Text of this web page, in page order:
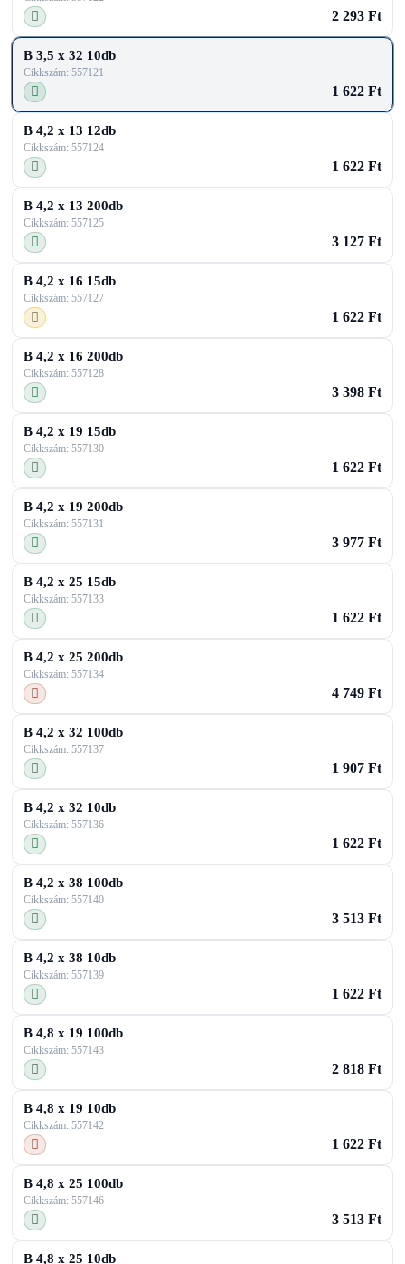
2 293 Ft
B 3,5 x 32 10db
Cikkszám: 557121
1 622 Ft
B 4,2 x 13 12db
Cikkszám: 557124
1 622 Ft
B 4,2 x 13 200db
Cikkszám: 557125
3 127 Ft
B 4,2 x 16 15db
Cikkszám: 557127
1 622 Ft
B 4,2 x 16 200db
Cikkszám: 557128
3 398 Ft
B 4,2 x 19 15db
Cikkszám: 557130
1 622 Ft
B 4,2 x 19 200db
Cikkszám: 557131
3 977 Ft
B 4,2 x 25 15db
Cikkszám: 557133
1 622 Ft
B 4,2 x 25 200db
Cikkszám: 557134
4 749 Ft
B 4,2 x 32 100db
Cikkszám: 557137
1 907 Ft
B 4,2 x 32 10db
Cikkszám: 557136
1 622 Ft
B 4,2 x 38 100db
Cikkszám: 557140
3 513 Ft
B 4,2 x 38 10db
Cikkszám: 557139
1 622 Ft
B 4,8 x 19 100db
Cikkszám: 557143
2 818 Ft
B 4,8 x 19 10db
Cikkszám: 557142
1 622 Ft
B 4,8 x 25 100db
Cikkszám: 557146
3 513 Ft
B 4,8 x 25 10db